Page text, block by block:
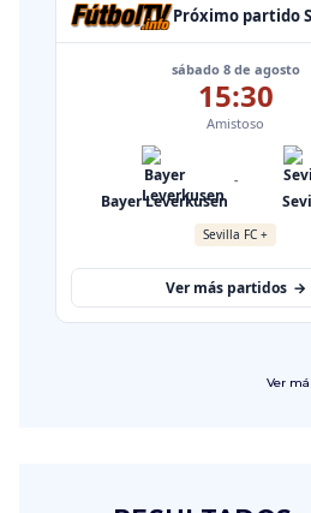
Ver